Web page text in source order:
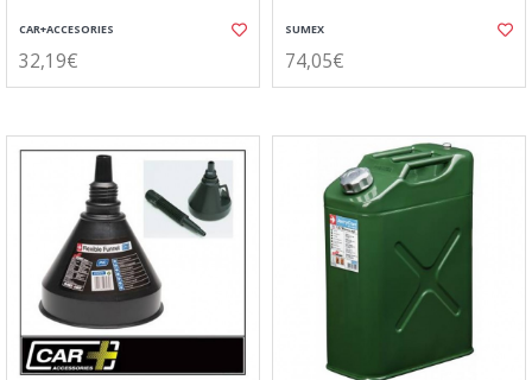
CAR+ACCESORIES
32,19€
SUMEX
74,05€